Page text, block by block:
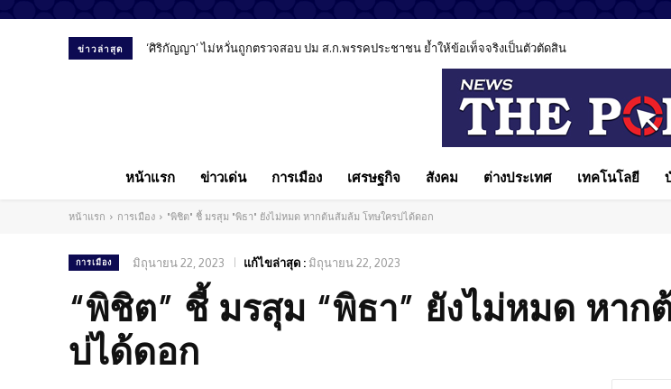
ข่าวล่าสุด ‘ศิริกัญญา’ ไม่หวั่นถูกตรวจสอบ ปม ส.ก.พรรคประชาชน ย้ำให้ข้อเท็จจริงเป็นตัวตัดสิน
สัมภาษณ์พิเศษ “หมอลูกตาล” เปิดมุมมองทันตแพทย์ยุค AI ชี้เทคโนโลยีช่วยรักษาได้ แต่ไม่มีวันแทนหม
หน้าแรก ข่าวเด่น การเมือง เศรษฐกิจ สังคม ต่างประเทศ เทคโนโลยี
หน้าแรก การเมือง "พิชิต" ชี้ มรสุม "พิธา" ยังไม่หมด หากต้นส้มล้ม โทษใครบ่ได้ดอก
การเมือง มิถุนายน 22, 2023 แก้ไขล่าสุด : มิถุนายน 22, 2023
“พิชิต” ชี้ มรสุม “พิธา” ยังไม่หมด หา
บ่ได้ดอก